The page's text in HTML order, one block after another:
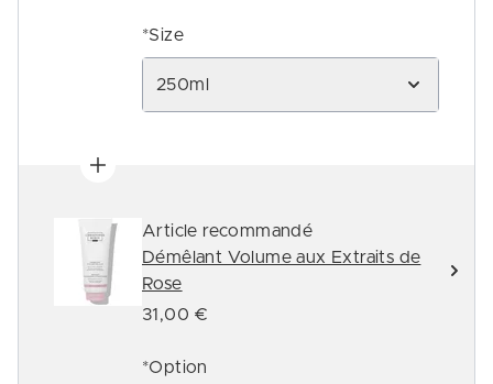
*Size
250ml
Article recommandé
Démêlant Volume aux Extraits de
Rose
31,00 €
*Option